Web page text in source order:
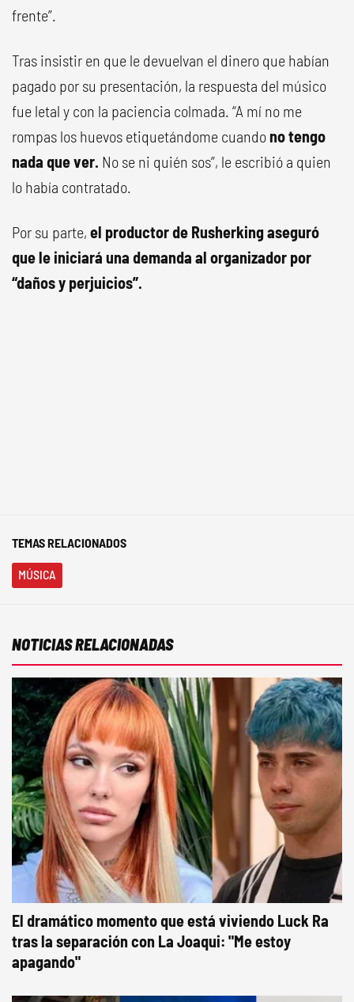
frente”.
Tras insistir en que le devuelvan el dinero que habían
pagado por su presentación, la respuesta del músico
fue letal y con la paciencia colmada. “A mí no me
rompas los huevos etiquetándome cuando no tengo
nada que ver. No se ni quién sos”, le escribió a quien
lo había contratado.
Por su parte, el productor de Rusherking aseguró
que le iniciará una demanda al organizador por
“daños y perjuicios”.
TEMAS RELACIONADOS
MÚSICA
NOTICIAS RELACIONADAS
El dramático momento que está viviendo Luck Ra
tras la separación con La Joaqui: "Me estoy
apagando"